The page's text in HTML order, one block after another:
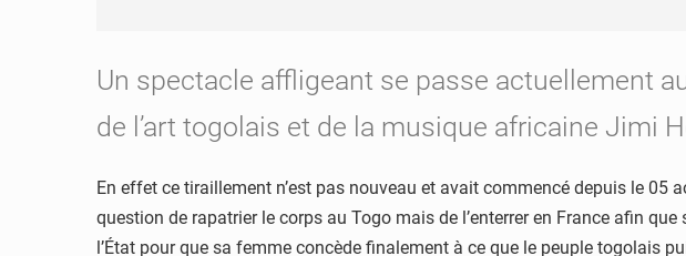
Un spectacle affligeant se passe actuellement
de l’art togolais et de la musique africaine Jimi
En effet ce tiraillement n’est pas nouveau et avait commencé depuis le 05
question de rapatrier le corps au Togo mais de l’enterrer en France afin
l’État pour que sa femme concède finalement à ce que le peuple togolais